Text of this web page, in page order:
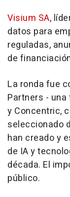
Visium SA,
datos para
reguladas,
de
La ronda fue
Partners -
y Concentric,
seleccionado
han creado y
de IA y
década. El
público.